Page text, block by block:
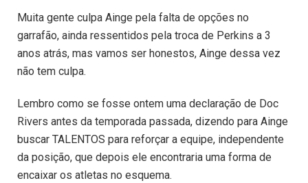
Muita gente culpa Ainge pela falta de opções no
garrafão, ainda ressentidos pela troca de Perkins a 3
anos atrás, mas vamos ser honestos, Ainge dessa vez
não tem culpa.
Lembro como se fosse ontem uma declaração de Doc
Rivers antes da temporada passada, dizendo para Ainge
buscar TALENTOS para reforçar a equipe, independente
da posição, que depois ele encontraria uma forma de
encaixar os atletas no esquema.